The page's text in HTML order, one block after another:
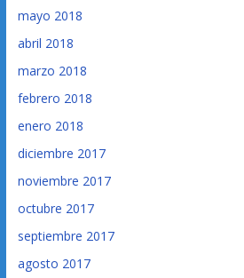
mayo 2018
abril 2018
marzo 2018
febrero 2018
enero 2018
diciembre 2017
noviembre 2017
octubre 2017
septiembre 2017
agosto 2017